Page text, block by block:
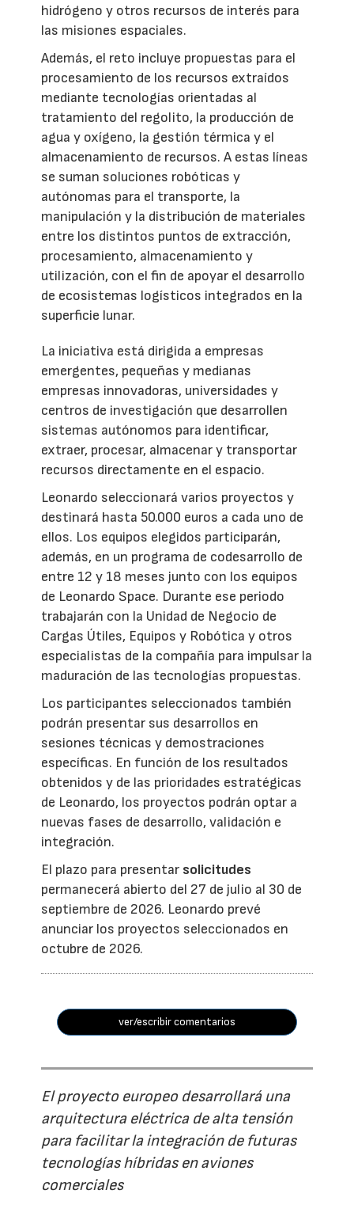
hidrógeno y otros recursos de interés para
las misiones espaciales.
Además, el reto incluye propuestas para el
procesamiento de los recursos extraídos
mediante tecnologías orientadas al
tratamiento del regolito, la producción de
agua y oxígeno, la gestión térmica y el
almacenamiento de recursos. A estas líneas
se suman soluciones robóticas y
autónomas para el transporte, la
manipulación y la distribución de materiales
entre los distintos puntos de extracción,
procesamiento, almacenamiento y
utilización, con el fin de apoyar el desarrollo
de ecosistemas logísticos integrados en la
superficie lunar.
La iniciativa está dirigida a empresas
emergentes, pequeñas y medianas
empresas innovadoras, universidades y
centros de investigación que desarrollen
sistemas autónomos para identificar,
extraer, procesar, almacenar y transportar
recursos directamente en el espacio.
Leonardo seleccionará varios proyectos y
destinará hasta 50.000 euros a cada uno de
ellos. Los equipos elegidos participarán,
además, en un programa de codesarrollo de
entre 12 y 18 meses junto con los equipos
de Leonardo Space. Durante ese periodo
trabajarán con la Unidad de Negocio de
Cargas Útiles, Equipos y Robótica y otros
especialistas de la compañía para impulsar la
maduración de las tecnologías propuestas.
Los participantes seleccionados también
podrán presentar sus desarrollos en
sesiones técnicas y demostraciones
específicas. En función de los resultados
obtenidos y de las prioridades estratégicas
de Leonardo, los proyectos podrán optar a
nuevas fases de desarrollo, validación e
integración.
El plazo para presentar solicitudes
permanecerá abierto del 27 de julio al 30 de
septiembre de 2026. Leonardo prevé
anunciar los proyectos seleccionados en
octubre de 2026.
ver/escribir comentarios
El proyecto europeo desarrollará una
arquitectura eléctrica de alta tensión
para facilitar la integración de futuras
tecnologías híbridas en aviones
comerciales